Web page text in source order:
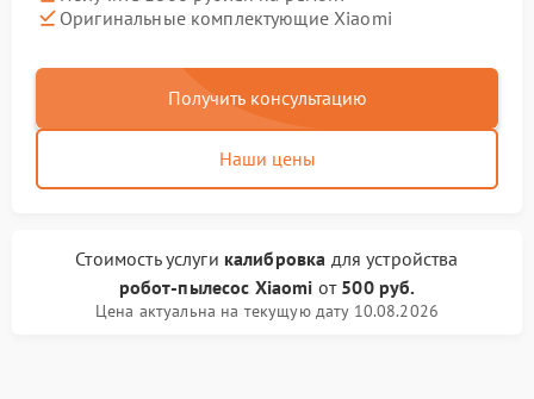
Оригинальные комплектующие Xiaomi
Получить консультацию
Наши цены
Стоимость услуги калибровка для устройства
робот-пылесос Xiaomi от 500 руб.
Цена актуальна на текущую дату 10.08.2026